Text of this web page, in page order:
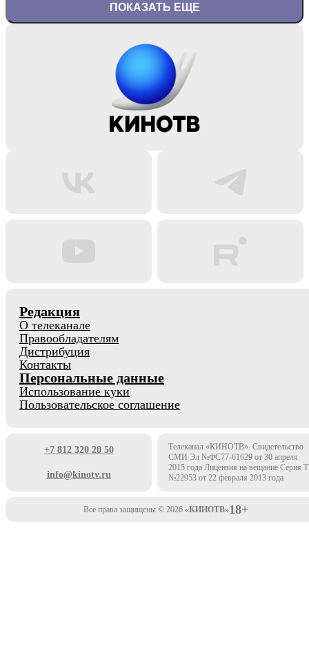
ПОКАЗАТЬ ЕЩЕ
Редакция
О телеканале
Правообладателям
Дистрибуция
Контакты
Персональные данные
Использование куки
Пользовательское соглашение
+7 812 320 20 50
info@kinotv.ru
Телеканал «КИНОТВ». Свидетельство
СМИ Эл №ФС77-61629 от 30 апреля
2015 года Лицензия на вещание Серия
№22953 от 22 февраля 2013 года
Все права защищены © 2026 «КИНОТВ»18+